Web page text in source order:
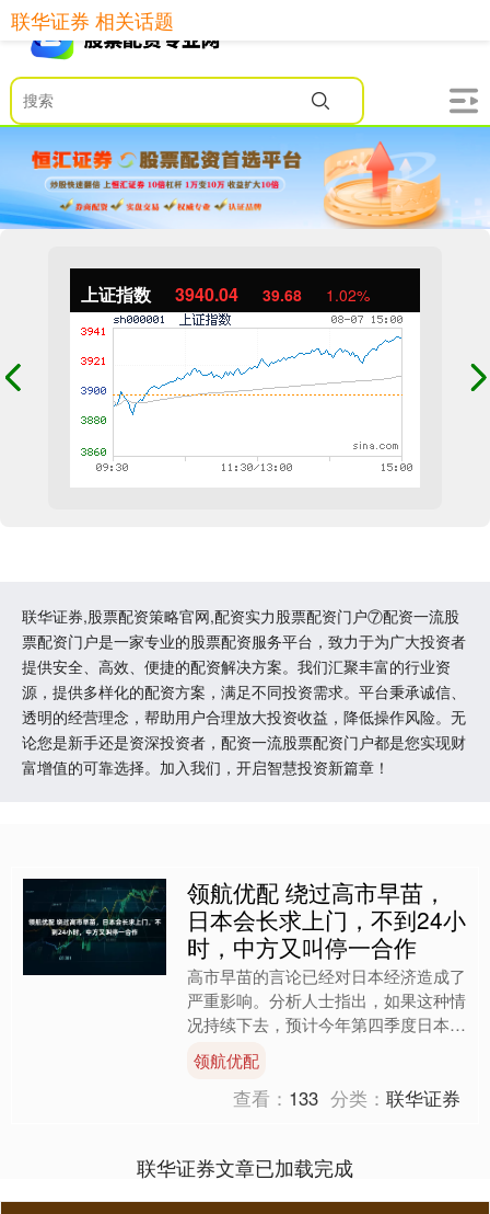
上证指数 3940.04 39.68 1.02%
联华证券,股票配资策略官网,配资实力股票配资门户⑦配资一流股
票配资门户是一家专业的股票配资服务平台，致力于为广大投资者
提供安全、高效、便捷的配资解决方案。我们汇聚丰富的行业资
源，提供多样化的配资方案，满足不同投资需求。平台秉承诚信、
透明的经营理念，帮助用户合理放大投资收益，降低操作风险。无
论您是新手还是资深投资者，配资一流股票配资门户都是您实现财
富增值的可靠选择。加入我们，开启智慧投资新篇章！
联华证券 相关话题
领航优配 绕过高市早苗，
日本会长求上门，不到24小
时，中方又叫停一合作
高市早苗的言论已经对日本经济造成了
严重影响。分析人士指出，如果这种情
况持续下去，预计今年第四季度日本经
济还将继续下滑。而日本经济本就疲
弱，无法承受更多的打击。 ....
领航优配
查看： 133 分类：联华证券
联华证券文章已加载完成